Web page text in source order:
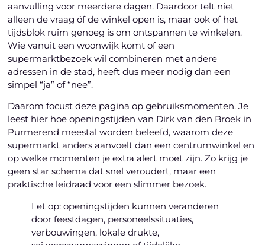
aanvulling voor meerdere dagen. Daardoor telt niet
alleen de vraag óf de winkel open is, maar ook of het
tijdsblok ruim genoeg is om ontspannen te winkelen.
Wie vanuit een woonwijk komt of een
supermarktbezoek wil combineren met andere
adressen in de stad, heeft dus meer nodig dan een
simpel “ja” of “nee”.
Daarom focust deze pagina op gebruiksmomenten. Je
leest hier hoe openingstijden van Dirk van den Broek in
Purmerend meestal worden beleefd, waarom deze
supermarkt anders aanvoelt dan een centrumwinkel en
op welke momenten je extra alert moet zijn. Zo krijg je
geen star schema dat snel veroudert, maar een
praktische leidraad voor een slimmer bezoek.
Let op: openingstijden kunnen veranderen
door feestdagen, personeelssituaties,
verbouwingen, lokale drukte,